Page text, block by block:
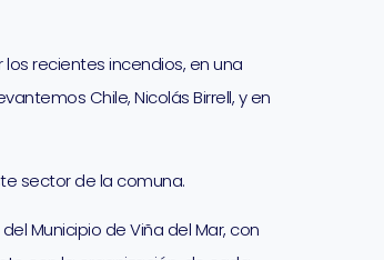
recientes incendios, en una
Chile, Nicolás Birrell, y en
sector de la comuna.
Municipio de Viña del Mar, con